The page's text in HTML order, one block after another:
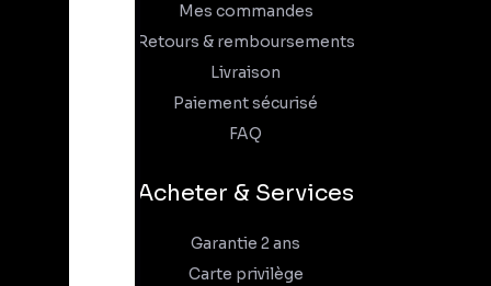
Mes commandes
Retours & remboursements
Livraison
Paiement sécurisé
FAQ
Acheter & Services
Garantie 2 ans
Carte privilège